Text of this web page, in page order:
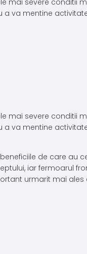
a va mentine
mai severe conditii
a va mentine
de care au
iar fermoarul
urmarit mai ales